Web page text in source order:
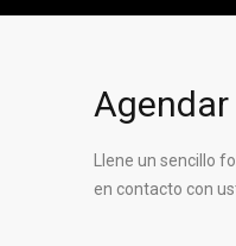
Llene un sencillo
en contacto con